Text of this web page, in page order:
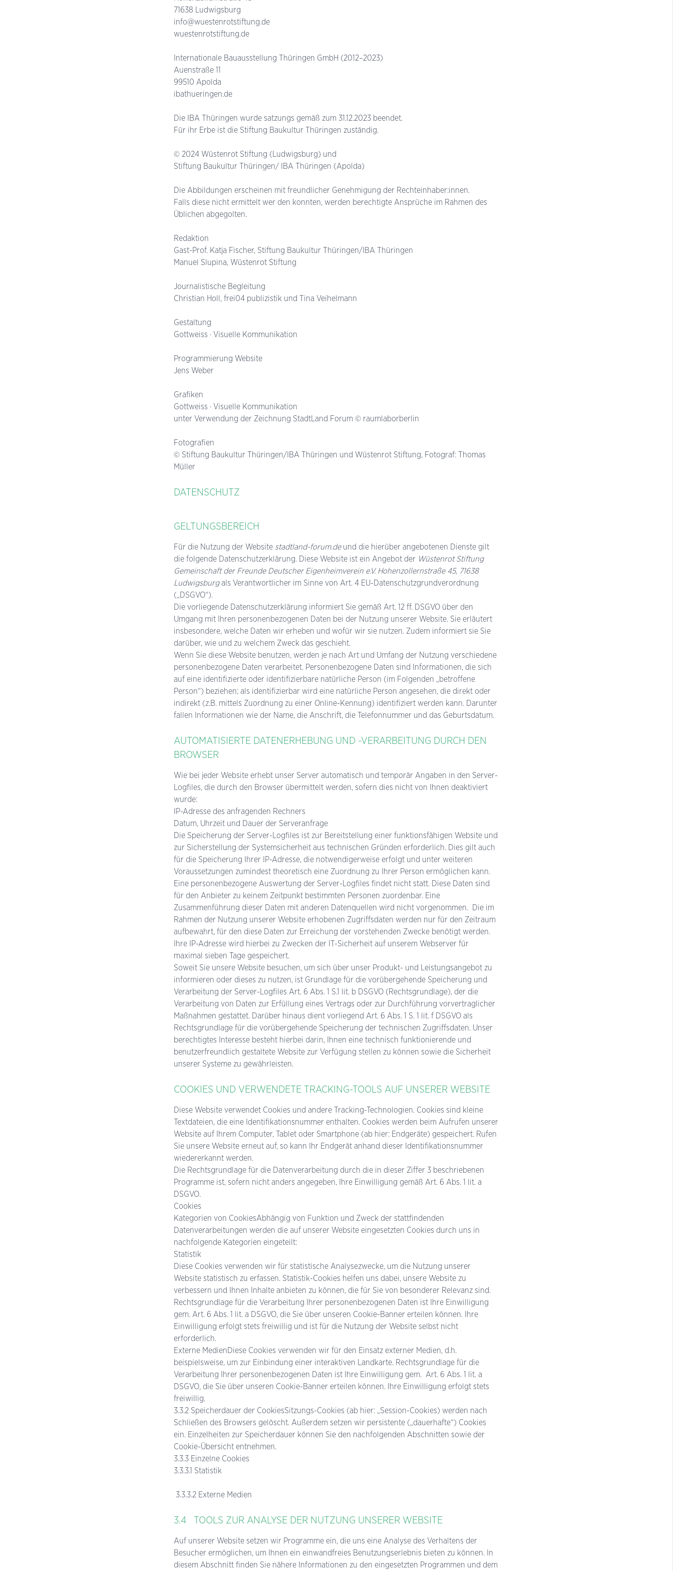
71638 Ludwigsburg
info@wuestenrot­stiftung.de
wuestenrot­stiftung.de
Internationale Bauausstellung Thüringen GmbH (2012–2023)
Auenstraße 11
99510 Apolda
iba­thueringen.de
Die IBA Thüringen wurde satzungs­ gemäß zum 31.12.2023 beendet.
Für ihr Erbe ist die Stiftung Baukultur Thüringen zuständig.
© 2024 Wüstenrot Stiftung (Ludwigsburg) und
Stiftung Baukultur Thüringen/ IBA Thüringen (Apolda)
Die Abbildungen erscheinen mit freundlicher Genehmigung der Rechteinhaber:innen.
Falls diese nicht ermittelt wer­ den konnten, werden berech­tigte Ansprüche im Rahmen des
Üblichen abgegolten.
Redaktion
Gast-­Prof. Katja Fischer, Stiftung Baukultur Thüringen/IBA Thüringen
Manuel Slupina, Wüstenrot Stiftung
Journalistische Begleitung
Christian Holl, frei04 publizistik und Tina Veihelmann
Gestaltung
Gottweiss · Visuelle Kommunikation
Programmierung Website
Jens Weber
Grafiken
Gottweiss · Visuelle Kommunikation
unter Verwendung der Zeichnung StadtLand Forum © raumlaborberlin
Fotografien
© Stiftung Baukultur Thüringen/IBA Thüringen und Wüstenrot Stiftung, Fotograf: Thomas
Müller
DATENSCHUTZ
GELTUNGSBEREICH
Für die Nutzung der Website stadtland-forum.deund die hierüber angebotenen Dienste gilt
die folgende Datenschutzerklärung. Diese Website ist ein Angebot der Wüstenrot Stiftung
Gemeinschaft der Freunde Deutscher Eigenheimverein e.V. Hohenzollernstraße 45, 71638
Ludwigsburgals Verantwortlicher im Sinne von Art. 4 EU-Datenschutzgrundverordnung
(„DSGVO“).
Die vorliegende Datenschutzerklärung informiert Sie gemäß Art. 12 ff. DSGVO über den
Umgang mit Ihren personenbezogenen Daten bei der Nutzung unserer Website. Sie erläutert
insbesondere, welche Daten wir erheben und wofür wir sie nutzen. Zudem informiert sie Sie
darüber, wie und zu welchem Zweck das geschieht.
Wenn Sie diese Website benutzen, werden je nach Art und Umfang der Nutzung verschiedene
personenbezogene Daten verarbeitet. Personenbezogene Daten sind Informationen, die sich
auf eine identifizierte oder identifizierbare natürliche Person (im Folgenden „betroffene
Person“) beziehen; als identifizierbar wird eine natürliche Person angesehen, die direkt oder
indirekt (z.B. mittels Zuordnung zu einer Online-Kennung) identifiziert werden kann. Darunter
fallen Informationen wie der Name, die Anschrift, die Telefonnummer und das Geburtsdatum.
AUTOMATISIERTE DATENERHEBUNG UND -VERARBEITUNG DURCH DEN
BROWSER
Wie bei jeder Website erhebt unser Server automatisch und temporär Angaben in den Server-
Logfiles, die durch den Browser übermittelt werden, sofern dies nicht von Ihnen deaktiviert
wurde:
IP-Adresse des anfragenden Rechners
Datum, Uhrzeit und Dauer der Serveranfrage
Die Speicherung der Server-Logfiles ist zur Bereitstellung einer funktionsfähigen Website und
zur Sicherstellung der Systemsicherheit aus technischen Gründen erforderlich. Dies gilt auch
für die Speicherung Ihrer IP-Adresse, die notwendigerweise erfolgt und unter weiteren
Voraussetzungen zumindest theoretisch eine Zuordnung zu Ihrer Person ermöglichen kann.
Eine personenbezogene Auswertung der Server-Logfiles findet nicht statt. Diese Daten sind
für den Anbieter zu keinem Zeitpunkt bestimmten Personen zuordenbar. Eine
Zusammenführung dieser Daten mit anderen Datenquellen wird nicht vorgenommen. Die im
Rahmen der Nutzung unserer Website erhobenen Zugriffsdaten werden nur für den Zeitraum
aufbewahrt, für den diese Daten zur Erreichung der vorstehenden Zwecke benötigt werden.
Ihre IP-Adresse wird hierbei zu Zwecken der IT-Sicherheit auf unserem Webserver für
maximal sieben Tage gespeichert.
Soweit Sie unsere Website besuchen, um sich über unser Produkt- und Leistungsangebot zu
informieren oder dieses zu nutzen, ist Grundlage für die vorübergehende Speicherung und
Verarbeitung der Server-Logfiles Art. 6 Abs. 1 S.1 lit. b DSGVO (Rechtsgrundlage), der die
Verarbeitung von Daten zur Erfüllung eines Vertrags oder zur Durchführung vorvertraglicher
Maßnahmen gestattet. Darüber hinaus dient vorliegend Art. 6 Abs. 1 S. 1 lit. f DSGVO als
Rechtsgrundlage für die vorübergehende Speicherung der technischen Zugriffsdaten. Unser
berechtigtes Interesse besteht hierbei darin, Ihnen eine technisch funktionierende und
benutzerfreundlich gestaltete Website zur Verfügung stellen zu können sowie die Sicherheit
unserer Systeme zu gewährleisten.
COOKIES UND VERWENDETE TRACKING-TOOLS AUF UNSERER WEBSITE
Diese Website verwendet Cookies und andere Tracking-Technologien. Cookies sind kleine
Textdateien, die eine Identifikationsnummer enthalten. Cookies werden beim Aufrufen unserer
Website auf Ihrem Computer, Tablet oder Smartphone (ab hier: Endgeräte) gespeichert. Rufen
Sie unsere Website erneut auf, so kann Ihr Endgerät anhand dieser Identifikationsnummer
wiedererkannt werden.
Die Rechtsgrundlage für die Datenverarbeitung durch die in dieser Ziffer 3 beschriebenen
Programme ist, sofern nicht anders angegeben, Ihre Einwilligung gemäß Art. 6 Abs. 1 lit. a
DSGVO.
Cookies
Kategorien von CookiesAbhängig von Funktion und Zweck der stattfindenden
Datenverarbeitungen werden die auf unserer Website eingesetzten Cookies durch uns in
nachfolgende Kategorien eingeteilt:
Statistik
Diese Cookies verwenden wir für statistische Analysezwecke, um die Nutzung unserer
Website statistisch zu erfassen. Statistik-Cookies helfen uns dabei, unsere Website zu
verbessern und Ihnen Inhalte anbieten zu können, die für Sie von besonderer Relevanz sind.
Rechtsgrundlage für die Verarbeitung Ihrer personenbezogenen Daten ist Ihre Einwilligung
gem. Art. 6 Abs. 1 lit. a DSGVO, die Sie über unseren Cookie-Banner erteilen können. Ihre
Einwilligung erfolgt stets freiwillig und ist für die Nutzung der Website selbst nicht
erforderlich.
Externe MedienDiese Cookies verwenden wir für den Einsatz externer Medien, d.h.
beispielsweise, um zur Einbindung einer interaktiven Landkarte. Rechtsgrundlage für die
Verarbeitung Ihrer personenbezogenen Daten ist Ihre Einwilligung gem. Art. 6 Abs. 1 lit. a
DSGVO, die Sie über unseren Cookie-Banner erteilen können. Ihre Einwilligung erfolgt stets
freiwillig.
3.3.2 Speicherdauer der CookiesSitzungs-Cookies (ab hier: „Session-Cookies) werden nach
Schließen des Browsers gelöscht. Außerdem setzen wir persistente („dauerhafte“) Cookies
ein. Einzelheiten zur Speicherdauer können Sie den nachfolgenden Abschnitten sowie der
Cookie-Übersicht entnehmen.
3.3.3 Einzelne Cookies
3.3.3.1 Statistik
3.3.3.2 Externe Medien
3.4 TOOLS ZUR ANALYSE DER NUTZUNG UNSERER WEBSITE
Auf unserer Website setzen wir Programme ein, die uns eine Analyse des Verhaltens der
Besucher ermöglichen, um Ihnen ein einwandfreies Benutzungserlebnis bieten zu können. In
diesem Abschnitt finden Sie nähere Informationen zu den eingesetzten Programmen und dem